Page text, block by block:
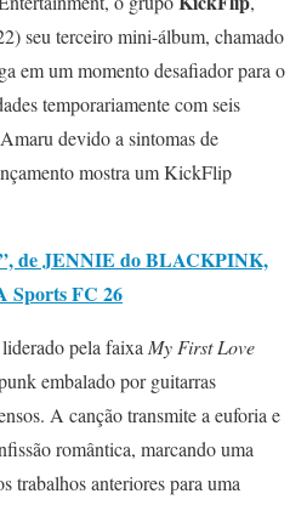
seu terceiro mini-álbum, chamado
em um momento desafiador para o
temporariamente com seis
devido a sintomas de
mostra um KickFlip
de JENNIE do BLACKPINK,
Sports FC 26
pela faixa My First Love
embalado por guitarras
A canção transmite a euforia e
romântica, marcando uma
trabalhos anteriores para uma